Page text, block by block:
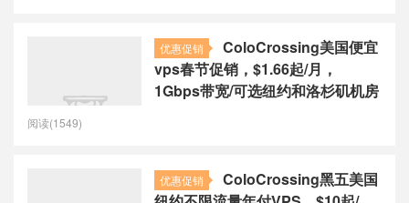
优惠促销
ColoCrossing美国便宜
vps春节促销，$1.66起/月，
1Gbps带宽/可选纽约和洛杉矶机房
阅读(1549)
优惠促销
ColoCrossing黑五美国